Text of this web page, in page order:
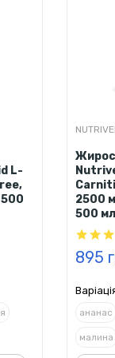
L-
2500
500 мл
895
ананас
малина